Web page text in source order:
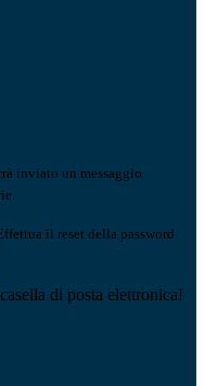
inviato un messaggio
il reset della password
di posta elettronica!